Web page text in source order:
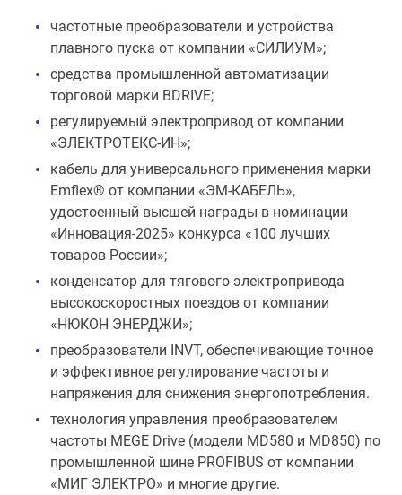
частотные преобразователи и устройства
плавного пуска от компании «СИЛИУМ»;
средства промышленной автоматизации
торговой марки BDRIVE;
регулируемый электропривод от компании
«ЭЛЕКТРОТЕКС-ИН»;
кабель для универсального применения марки
Emflex® от компании «ЭМ-КАБЕЛЬ»,
удостоенный высшей награды в номинации
«Инновация-2025» конкурса «100 лучших
товаров России»;
конденсатор для тягового электропривода
высокоскоростных поездов от компании
«НЮКОН ЭНЕРДЖИ»;
преобразователи INVT, обеспечивающие точное
и эффективное регулирование частоты и
напряжения для снижения энергопотребления.
технология управления преобразователем
частоты MEGE Drive (модели MD580 и MD850) по
промышленной шине PROFIBUS от компании
«МИГ ЭЛЕКТРО» и многие другие.